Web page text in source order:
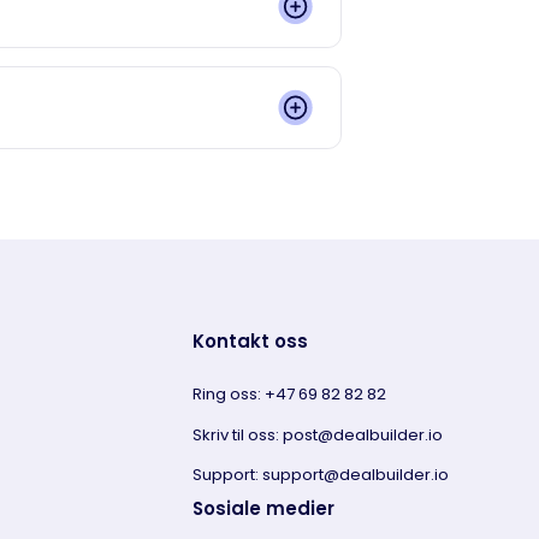
Kontakt oss
Ring oss: +47 69 82 82 82
Skriv til oss: post@dealbuilder.io
Support: support@dealbuilder.io
Sosiale medier